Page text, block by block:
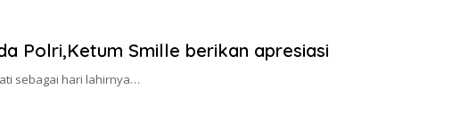
Polri,Ketum Smille berikan apresiasi
sebagai hari lahirnya…